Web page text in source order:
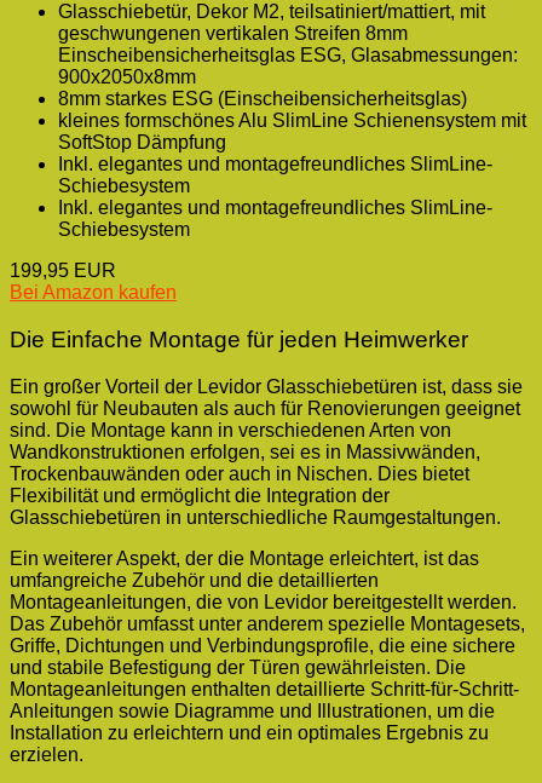
Glasschiebetür, Dekor M2, teilsatiniert/mattiert, mit
geschwungenen vertikalen Streifen 8mm
Einscheibensicherheitsglas ESG, Glasabmessungen:
900x2050x8mm
8mm starkes ESG (Einscheibensicherheitsglas)
kleines formschönes Alu SlimLine Schienensystem mit
SoftStop Dämpfung
Inkl. elegantes und montagefreundliches SlimLine-
Schiebesystem
Inkl. elegantes und montagefreundliches SlimLine-
Schiebesystem
199,95 EUR
Bei Amazon kaufen
Die Einfache Montage für jeden Heimwerker
Ein großer Vorteil der Levidor Glasschiebetüren ist, dass sie
sowohl für Neubauten als auch für Renovierungen geeignet
sind. Die Montage kann in verschiedenen Arten von
Wandkonstruktionen erfolgen, sei es in Massivwänden,
Trockenbauwänden oder auch in Nischen. Dies bietet
Flexibilität und ermöglicht die Integration der
Glasschiebetüren in unterschiedliche Raumgestaltungen.
Ein weiterer Aspekt, der die Montage erleichtert, ist das
umfangreiche Zubehör und die detaillierten
Montageanleitungen, die von Levidor bereitgestellt werden.
Das Zubehör umfasst unter anderem spezielle Montagesets,
Griffe, Dichtungen und Verbindungsprofile, die eine sichere
und stabile Befestigung der Türen gewährleisten. Die
Montageanleitungen enthalten detaillierte Schritt-für-Schritt-
Anleitungen sowie Diagramme und Illustrationen, um die
Installation zu erleichtern und ein optimales Ergebnis zu
erzielen.